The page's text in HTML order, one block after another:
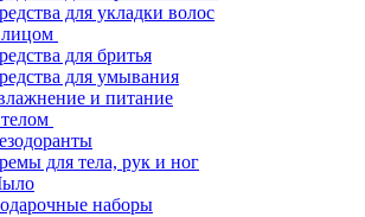
для укладки волос
лицом
для бритья
для умывания
и питание
для тела, рук и ног
наборы